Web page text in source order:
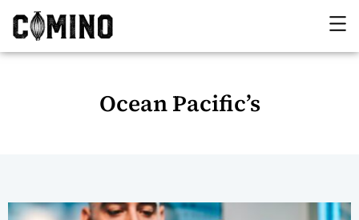
Ocean Pacific’s